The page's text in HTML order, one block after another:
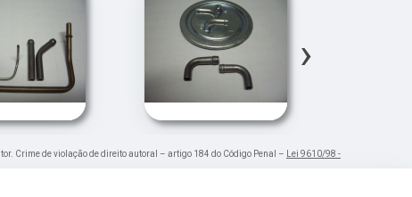
›
Crime de violação de direito autoral – artigo 184 do Código Penal – Lei 9610/98 -